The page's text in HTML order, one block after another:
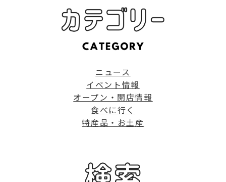
ニュース
イベント情報
オープン・開店情報
食べに行く
特産品・お土産